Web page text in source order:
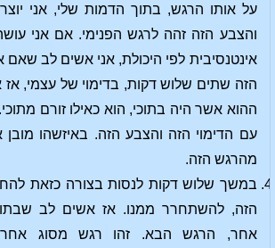
על אותו הרגש, בתוך הדמות שלי, אני
והצבע הזה זהה לרגש הפנימי. אם אני
אינטנסיבית לפי היכולת, אני אשים לב שאם
הזה שתים שלוש דקות, בדימוי של עצמי,
ההוא אשר היה בתוכי, הוא כאילו זורם
עם הדימוי הזה והצבע הזה. באיזשהו
מהרגש הזה.
במשך שלוש דקות לנסות בצורה כזאת
הזה, להשתחרר ממנו. אז אשים לב
אחר, הרגש הבא. זהו רגש מסוג